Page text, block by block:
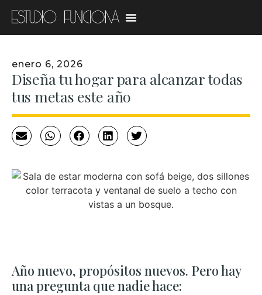
enero 6, 2026
Diseña tu hogar para alcanzar todas
tus metas este año
Año nuevo, propósitos nuevos. Pero hay
una pregunta que nadie hace: